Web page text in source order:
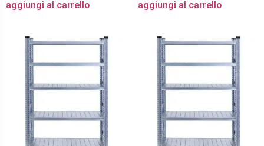
aggiungi al carrello aggiungi al carrello